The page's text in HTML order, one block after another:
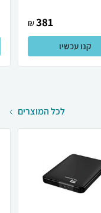
381
₪
קנו עכשיו
לכל המוצרים